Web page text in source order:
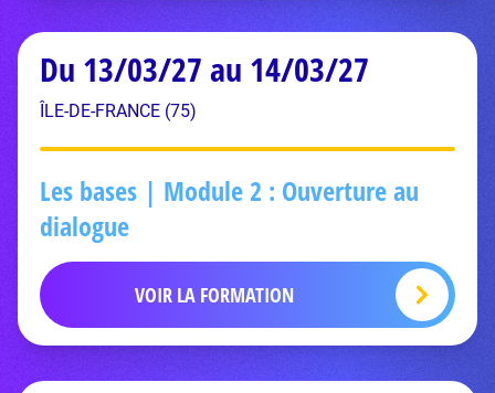
Du 13/03/27 au 14/03/27
ÎLE-DE-FRANCE (75)
Les bases | Module 2 : Ouverture au
dialogue
VOIR LA FORMATION